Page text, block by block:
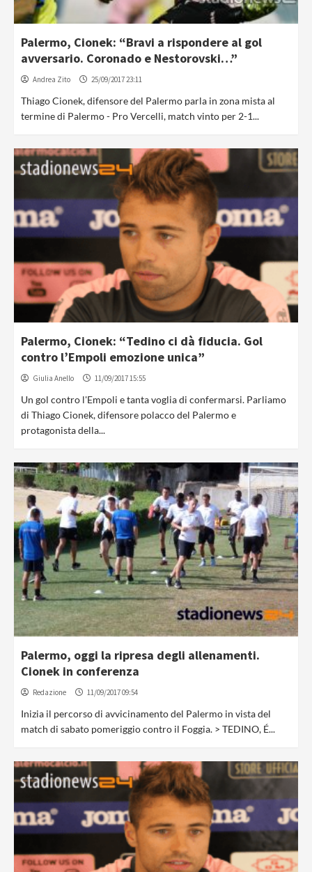
Palermo, Cionek: “Bravi a rispondere al gol
avversario. Coronado e Nestorovski…”
Andrea Zito 25/09/2017 23:11
Thiago Cionek, difensore del Palermo parla in zona mista al
termine di Palermo - Pro Vercelli, match vinto per 2-1...
Palermo, Cionek: “Tedino ci dà fiducia. Gol
contro l’Empoli emozione unica”
Giulia Anello 11/09/2017 15:55
Un gol contro l'Empoli e tanta voglia di confermarsi. Parliamo
di Thiago Cionek, difensore polacco del Palermo e
protagonista della...
Palermo, oggi la ripresa degli allenamenti.
Cionek in conferenza
Redazione 11/09/2017 09:54
Inizia il percorso di avvicinamento del Palermo in vista del
match di sabato pomeriggio contro il Foggia. > TEDINO, É...